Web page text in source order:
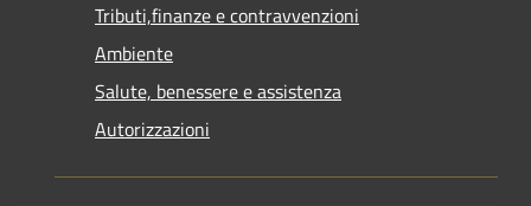
Tributi,finanze e contravvenzioni
Ambiente
Salute, benessere e assistenza
Autorizzazioni